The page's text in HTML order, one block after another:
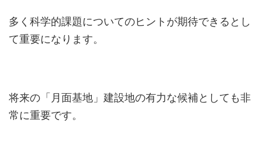
多く科学的課題についてのヒントが期待できるとし
て重要になります。
将来の「月面基地」建設地の有力な候補としても非
常に重要です。